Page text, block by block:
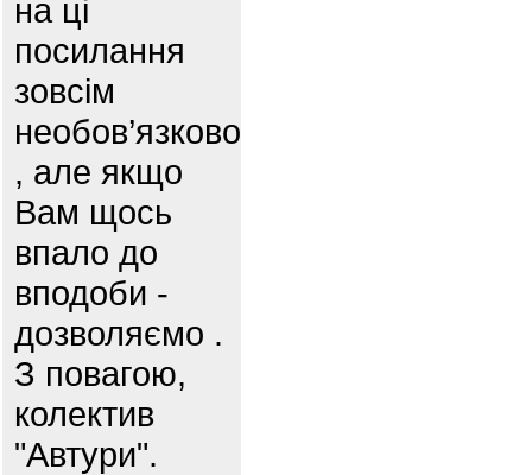
на ці
посилання
зовсім
необов’язково
, але якщо
Вам щось
впало до
вподоби -
дозволяємо .
З повагою,
колектив
"Автури".